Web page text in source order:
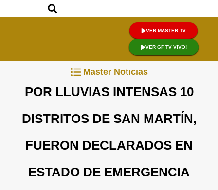
VER MASTER TV
VER GF TV VIVO!
Master Noticias
POR LLUVIAS INTENSAS 10
DISTRITOS DE SAN MARTÍN,
FUERON DECLARADOS EN
ESTADO DE EMERGENCIA